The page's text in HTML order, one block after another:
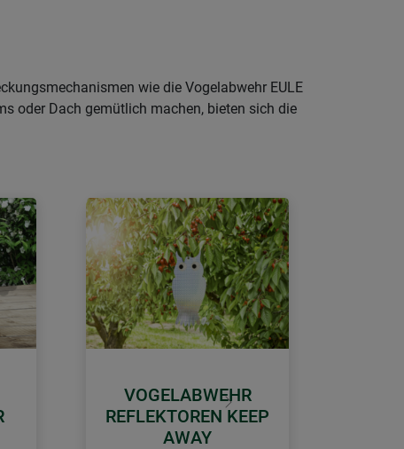
wie die Vogelabwehr EULE
oder Dach gemütlich machen, bieten sich die
VOGELABWEHR
REFLEKTOREN KEEP
AWAY
Weiter